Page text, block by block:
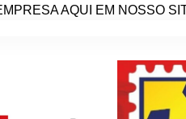
AQUI EM NOSSO